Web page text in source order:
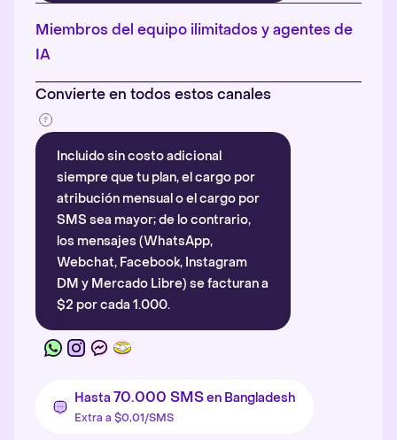
Más información
Miembros del equipo ilimitados y agentes de
IA
Convierte en todos estos canales
Incluido sin costo adicional
siempre que tu plan, el cargo por
atribución mensual o el cargo por
SMS sea mayor; de lo contrario,
los mensajes (WhatsApp,
Webchat, Facebook, Instagram
DM y Mercado Libre) se facturan a
$2 por cada 1.000.
Hasta 70.000 SMSen Bangladesh
Extra a $0,01/SMS